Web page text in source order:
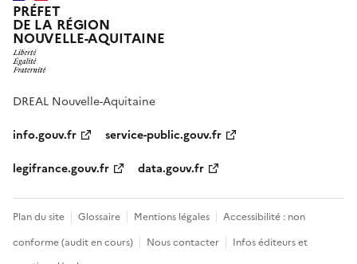
PRÉFET
DE LA RÉGION
NOUVELLE-AQUITAINE
DREAL Nouvelle-Aquitaine
info.gouv.fr
service-public.gouv.fr
legifrance.gouv.fr
data.gouv.fr
Plan du site Glossaire Mentions légales
Accessibilité : non
conforme (audit en cours)
Nous contacter
Infos éditeurs et